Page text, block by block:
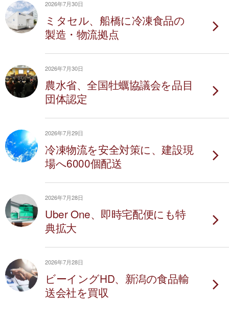
2026年7月30日
ミタセル、船橋に冷凍食品の
製造・物流拠点
2026年7月30日
農水省、全国牡蠣協議会を品目
団体認定
2026年7月29日
冷凍物流を安全対策に、建設現
場へ6000個配送
2026年7月28日
Uber One、即時宅配便にも特
典拡大
2026年7月28日
ビーイングHD、新潟の食品輸
送会社を買収